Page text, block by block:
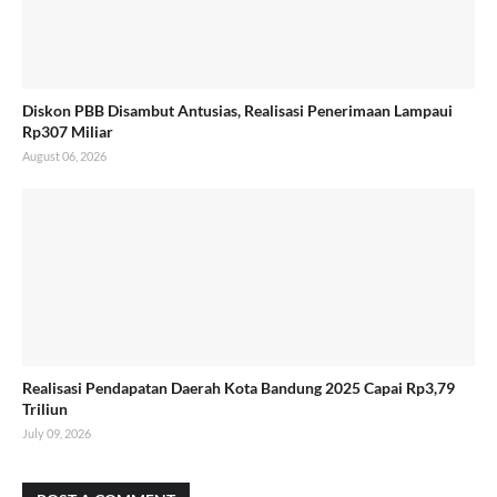
Diskon PBB Disambut Antusias, Realisasi Penerimaan Lampaui
Rp307 Miliar
August 06, 2026
Realisasi Pendapatan Daerah Kota Bandung 2025 Capai Rp3,79
Triliun
July 09, 2026